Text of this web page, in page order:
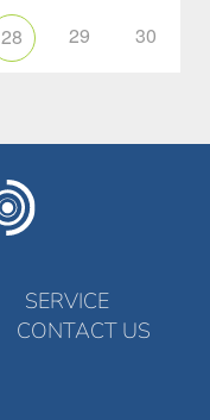
28 29 30
SERVICE
CONTACT US